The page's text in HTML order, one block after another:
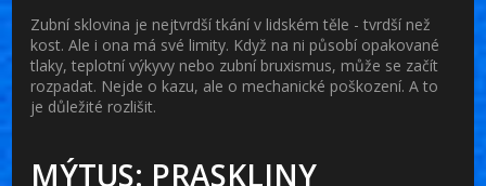
Zubní sklovina je nejtvrdší tkání v lidském těle - tvrdší než
kost. Ale i ona má své limity. Když na ni působí opakované
tlaky, teplotní výkyvy nebo zubní bruxismus, může se začít
rozpadat. Nejde o kazu, ale o mechanické poškození. A to
je důležité rozlišit.
MÝTUS: PRASKLINY